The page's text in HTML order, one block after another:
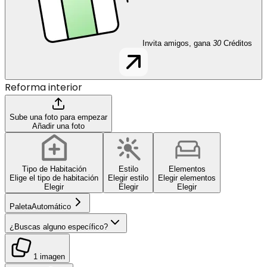
Invita amigos, gana 30 Créditos
Reforma interior
Sube una foto para empezar
Añadir una foto
Tipo de Habitación
Elige el tipo de habitación
Elegir
Estilo
Elegir estilo
Elegir
Elementos
Elegir elementos
Elegir
PaletaAutomático
¿Buscas alguno específico?
1 imagen